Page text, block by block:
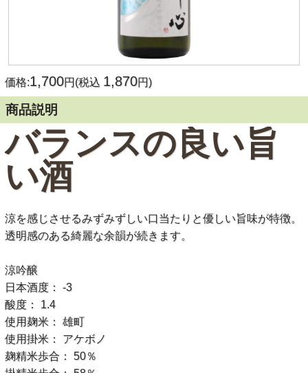
価格:1,700円(税込 1,870円)
商品説明
バランスの良い旨
い酒
涼を感じさせるみずみずしい口当たりと優しい旨味が特徴。
透明感のある綺麗な余韻が続きます。
涼吟醸
日本酒度： -3
酸度： 1.4
使用麹米： 雄町
使用掛米： アケボノ
麹精米歩合： 50％